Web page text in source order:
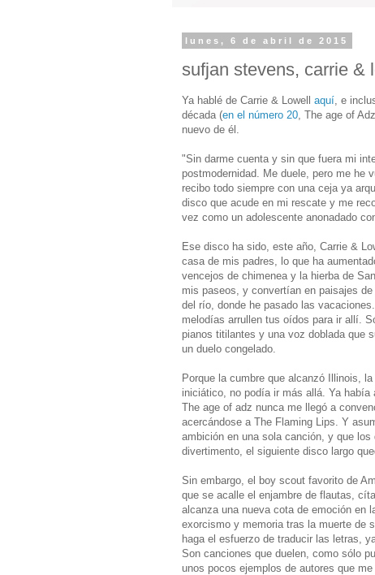
lunes, 6 de abril de 2015
sufjan stevens, carrie &
Ya hablé de Carrie & Lowell aquí , e
década (en el número 20 , The age of
nuevo de él.
"Sin darme cuenta y sin que fuera mi
postmodernidad. Me duele, pero me he
recibo todo siempre con una ceja ya
disco que acude en mi rescate y me
vez como un adolescente anonadado
Ese disco ha sido, este año, Carrie &
casa de mis padres, lo que ha
vencejos de chimenea y la hierba de
mis paseos, y convertían en paisajes
del río, donde he pasado las
melodías arrullen tus oídos para ir allí.
pianos titilantes y una voz doblada que
un duelo congelado.
Porque la cumbre que alcanzó Illinois,
iniciático, no podía ir más allá. Ya
The age of adz nunca me llegó a
acercándose a The Flaming Lips. Y
ambición en una sola canción, y que
divertimento, el siguiente disco largo
Sin embargo, el boy scout favorito de
que se acalle el enjambre de flautas,
alcanza una nueva cota de emoción en
exorcismo y memoria tras la muerte de
haga el esfuerzo de traducir las letras,
Son canciones que duelen, como sólo
unos pocos ejemplos de autores que